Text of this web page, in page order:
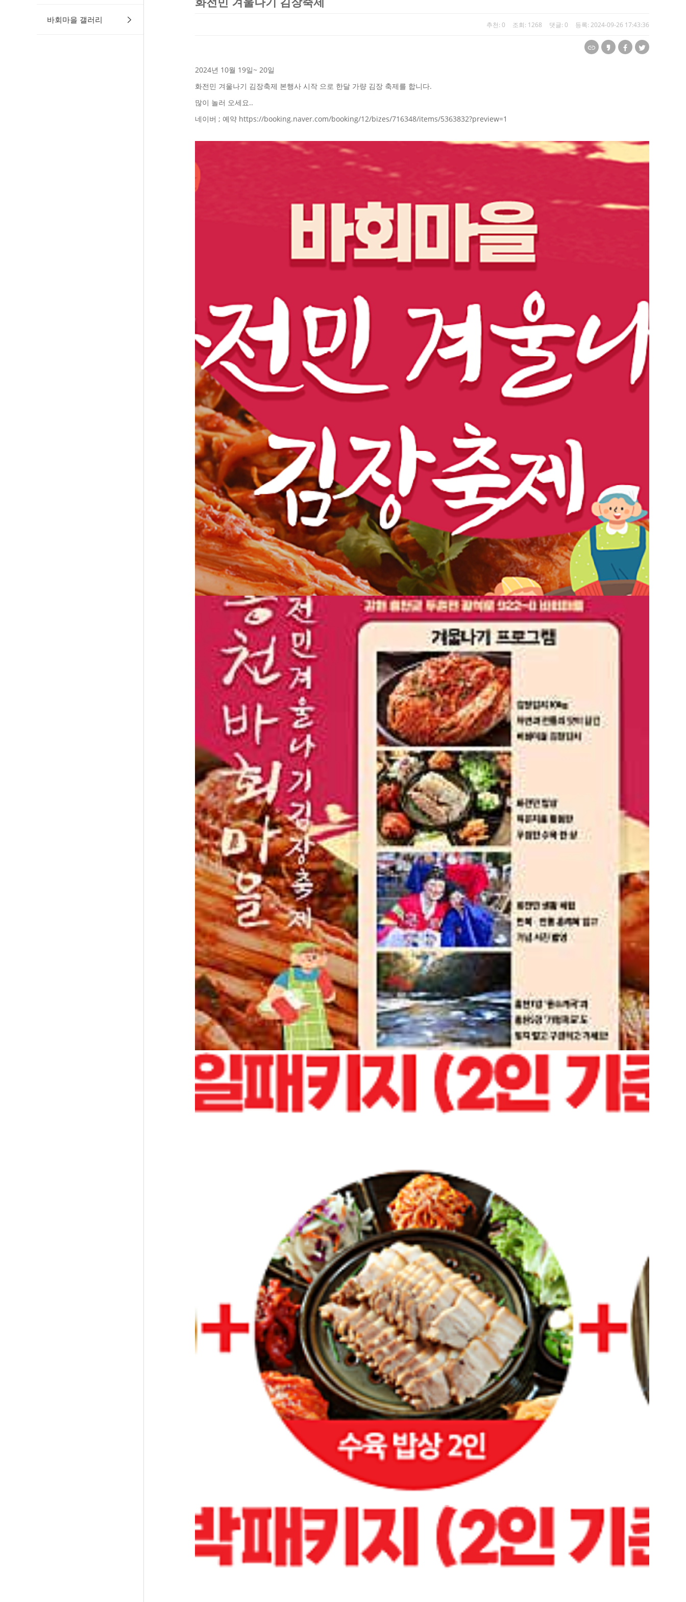
바회마을 갤러리
추천: 0 조회: 1268 댓글: 0 등록: 2024-09-26 17:43:36
2024년 10월 19일~ 20일
화전민 겨울나기 김장축제 본행사 시작 으로 한달 가량 김장 축제를 합니다.
많이 놀러 오세요..
네이버 ; 예약 https://booking.naver.com/booking/12/bizes/716348/items/5363832?preview=1